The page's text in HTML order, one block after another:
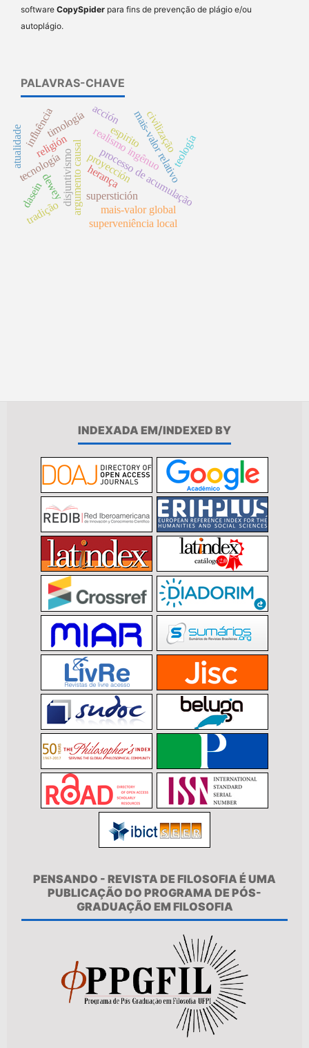
software CopySpider para fins de prevenção de plágio e/ou
autoplágio.
PALAVRAS-CHAVE
argumento causal superstición
proyección
processo de acumulação
mais-valor global
mais-valor relativo
superveniência local
disjuntivismo
religión realismo ingênuo
tecnología
dewey
teología
espirito
influência
dasein
herança
tradição
timología acción
atualidade civilização
INDEXADA EM/INDEXED BY
PENSANDO - REVISTA DE FILOSOFIA É UMA
PUBLICAÇÃO DO PROGRAMA DE PÓS-
GRADUAÇÃO EM FILOSOFIA